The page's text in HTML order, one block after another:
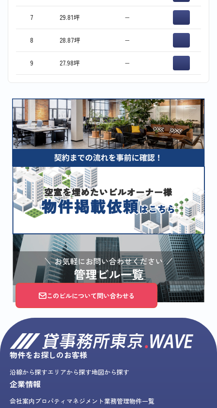
7 29.81坪 −
8 28.87坪 −
9 27.98坪 −
このビルについて問い合わせる
物件をお探しのお客様
沿線から探すエリアから探す地図から探す
企業情報
会社案内プロパティマネジメント業務管理物件一覧